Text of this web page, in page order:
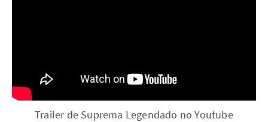
Trailer de Suprema Legendado no Youtube